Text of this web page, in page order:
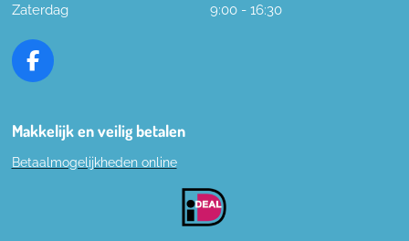
Zaterdag
9:00 - 16:30
F
e
o
Makkelijk en veilig betalen
Betaalmogelijkheden online